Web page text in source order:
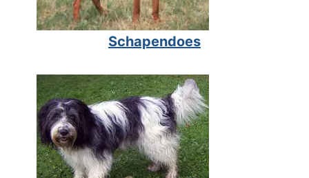
Schapendoes